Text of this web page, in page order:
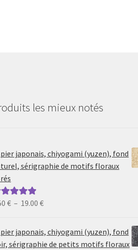
les mieux notés
japonais, chiyogami (yuzen), fond
sérigraphie de motifs floraux
5.00sur
€ – 19.00€Plage
prix :
6.50 €
japonais, chiyogami (yuzen), fond
sérigraphie de petits motifs floraux